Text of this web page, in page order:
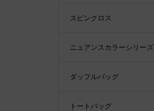
スピンクロス
ニュアンスカラーシリーズ
ダッフルバッグ
トートバッグ